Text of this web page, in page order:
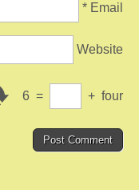
Email
*
Website
four
+
=
6